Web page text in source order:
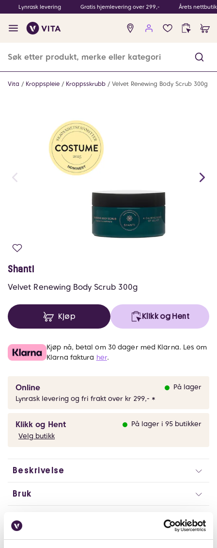
Lynrask levering Gratis hjemlevering over 299,- Årets
Ingen
produkter
Vita Kroppspleie Kroppsskrubb Velvet Renewing Body Scrub 300g
Shanti
Velvet Renewing Body Scrub 300g
Kjøp Klikk og Hent
Kjøp nå, betal om 30 dager med Klarna. Les om
Klarna faktura her.
Online
På lager
Lynrask levering og fri frakt over kr 299,- *
Klikk og Hent
På lager i 95 butikker
Velg butikk
Beskrivelse
Bruk
Artikkelnummer: 230703010